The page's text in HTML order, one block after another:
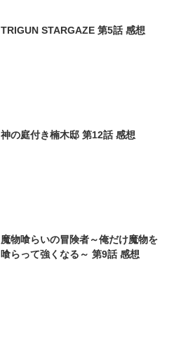
TRIGUN STARGAZE 第5話 感想
神の庭付き楠木邸 第12話 感想
魔物喰らいの冒険者～俺だけ魔物を
喰らって強くなる～ 第9話 感想